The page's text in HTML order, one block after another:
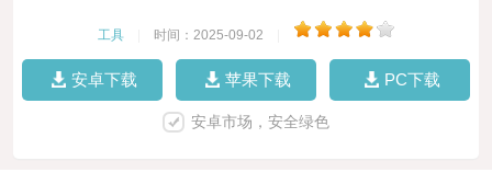
工具 时间：2025-09-02
安卓下载 苹果下载 PC下载
安卓市场，安全绿色